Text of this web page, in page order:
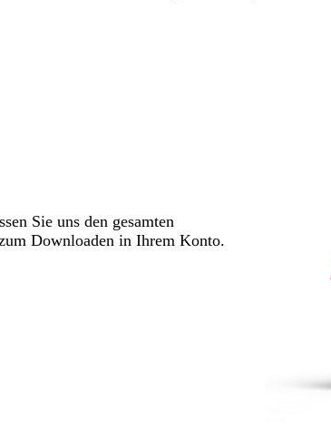
Sie uns den gesamten
Downloaden in Ihrem Konto.